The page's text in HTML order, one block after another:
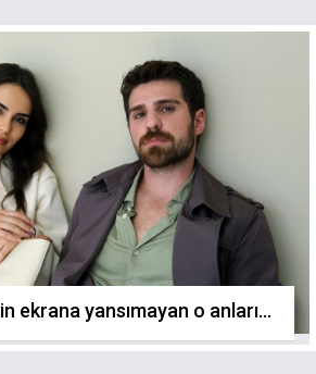
ekrana yansımayan o anları...